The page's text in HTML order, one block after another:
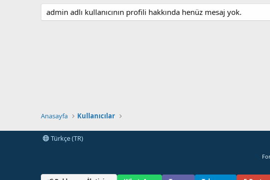
admin adlı kullanıcının profili hakkında henüz mesaj yok.
Anasayfa Kullanıcılar
Türkçe (TR)